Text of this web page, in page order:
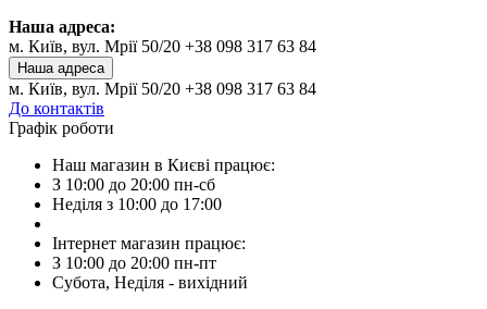
Наша адреса:
м. Київ, вул. Мрії 50/20 +38 098 317 63 84
Наша адреса
м. Київ, вул. Мрії 50/20 +38 098 317 63 84
До контактів
Графік роботи
Наш магазин в Києві працює:
З 10:00 до 20:00 пн-сб
Неділя з 10:00 до 17:00
Інтернет магазин працює:
З 10:00 до 20:00 пн-пт
Субота, Неділя - вихідний